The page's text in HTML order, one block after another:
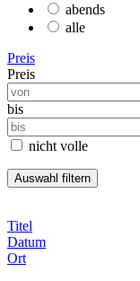
abends
alle
Preis
Preis
bis
nicht volle
Titel
Datum
Ort